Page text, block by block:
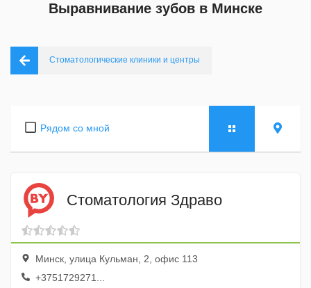
Выравнивание зубов в Минске
Стоматологические клиники и центры
Рядом со мной
Стоматология Здраво
Минск, улица Кульман, 2, офис 113
+3751729271...